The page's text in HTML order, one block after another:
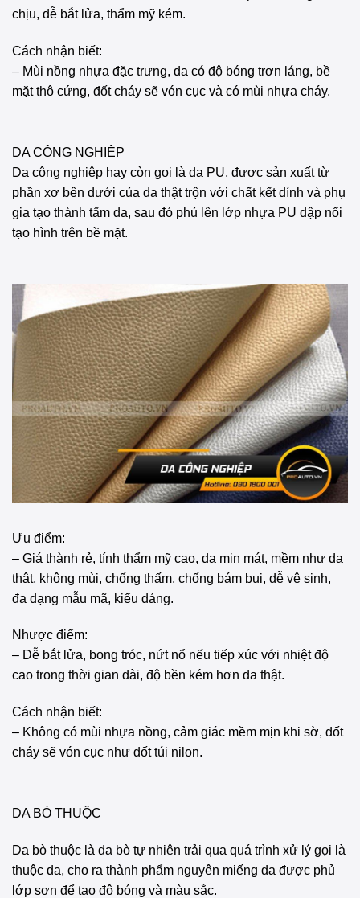
chịu, dễ bắt lửa, thẩm mỹ kém.
Cách nhận biết:
– Mùi nồng nhựa đặc trưng, da có độ bóng trơn láng, bề
mặt thô cứng, đốt cháy sẽ vón cục và có mùi nhựa cháy.
DA CÔNG NGHIỆP
Da công nghiệp hay còn gọi là da PU, được sản xuất từ
phần xơ bên dưới của da thật trộn với chất kết dính và phụ
gia tạo thành tấm da, sau đó phủ lên lớp nhựa PU dập nổi
tạo hình trên bề mặt.
Ưu điểm:
– Giá thành rẻ, tính thẩm mỹ cao, da mịn mát, mềm như da
thật, không mùi, chống thấm, chống bám bụi, dễ vệ sinh,
đa dạng mẫu mã, kiểu dáng.
Nhược điểm:
– Dễ bắt lửa, bong tróc, nứt nổ nếu tiếp xúc với nhiệt độ
cao trong thời gian dài, độ bền kém hơn da thật.
Cách nhận biết:
– Không có mùi nhựa nồng, cảm giác mềm mịn khi sờ, đốt
cháy sẽ vón cục như đốt túi nilon.
DA BÒ THUỘC
Da bò thuộc là da bò tự nhiên trải qua quá trình xử lý gọi là
thuộc da, cho ra thành phẩm nguyên miếng da được phủ
lớp sơn để tạo độ bóng và màu sắc.